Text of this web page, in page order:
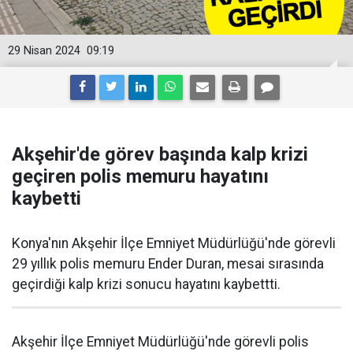
09:19
29 Nisan 2024
Akşehir'de görev başında kalp krizi
geçiren polis memuru hayatını
kaybetti
Konya'nın Akşehir İlçe Emniyet Müdürlüğü'nde görevli
29 yıllık polis memuru Ender Duran, mesai sırasında
geçirdiği kalp krizi sonucu hayatını kaybettti.
Akşehir İlçe Emniyet Müdürlüğü'nde görevli polis